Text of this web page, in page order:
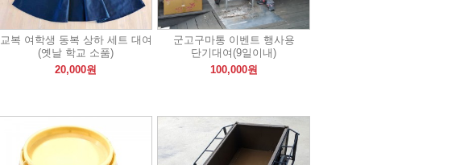
교복 여학생 동복 상하 세트 대여
(옛날 학교 소품)
20,000원
군고구마통 이벤트 행사용
단기대여(9일이내)
100,000원